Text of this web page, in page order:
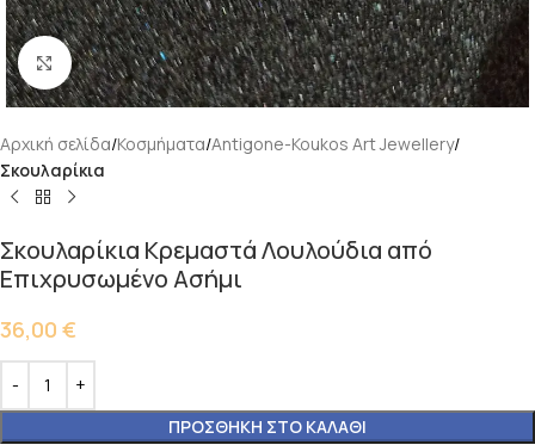
Κάντε κλικ για μεγέθυνση
Αρχική σελίδα Κοσμήματα Antigone-Koukos Art Jewellery
Σκουλαρίκια
Σκουλαρίκια Κρεμαστά Λουλούδια από
Επιχρυσωμένο Ασήμι
36,00 €
ΠΡΟΣΘΉΚΗ ΣΤΟ ΚΑΛΆΘΙ